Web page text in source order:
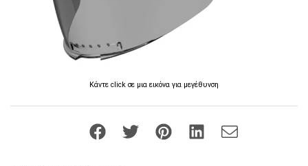
Κάντε click σε μια εικόνα για μεγέθυνση